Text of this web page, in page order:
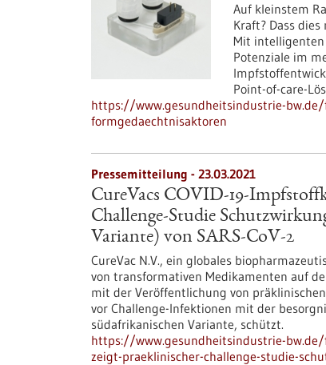
Auf kleinstem
Kraft? Dass
Mit intelligenten
Potenziale im
Point-of-care-
https://www.gesundheitsindustrie-
formgedaechtnisaktoren
Pressemitteilung - 23.03.2021
CureVacs COVID-19-
Challenge-Studie
Variante) von SARS-CoV-2
CureVac N.V., ein globales
von transformativen Medikamenten auf
mit der Veröffentlichung von
vor Challenge-Infektionen mit der
südafrikanischen Variante, schützt.
https://www.gesundheitsindustrie-
zeigt-praeklinischer-challenge-studie-